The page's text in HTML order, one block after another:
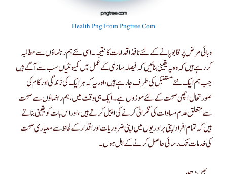
Health Png From Pngtree.com
وبائی مرض پر قابو پانے کے لئے نافذ اقدامات کا نتیجہ۔ اسی لئے ہم رہنماؤں سے مطالبہ
کررہے ہیں کہ وہ یہ یقینی بنائیں کہ فیصلہ سازی کے عمل میں کمیونٹیاں سب سے آگے ہیں
جب ہم ایک نئے مستقبل کی طرف جارہے ہیں ، اور یہ کہ ہر ایک کی زندگی اور کام کی
صورتحال اچھی صحت کے لئے موزوں ہے۔ ایک ہی وقت میں ، ہم رہنماؤں سے صحت
سے متعلق عدم مساوات کی نگرانی کرنے کی اپیل کرتے ہیں ، اور اس بات کو یقینی بناتے
ہیں کہ تمام افراد اپنی برادریوں میں اپنی ضروریات اور اقدار کے لحاظ سے معیاری صحت
کی خدمات تک رسائی حاصل کرنے کے اہل ہوں۔